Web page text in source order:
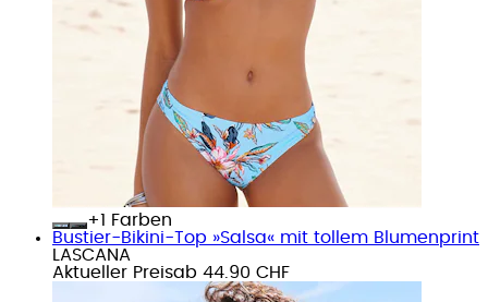
+
Farben
Bustier-Bikini-Top »Salsa« mit tollem Blumenprint
LASCANA
Aktueller Preisab 44.90 CHF